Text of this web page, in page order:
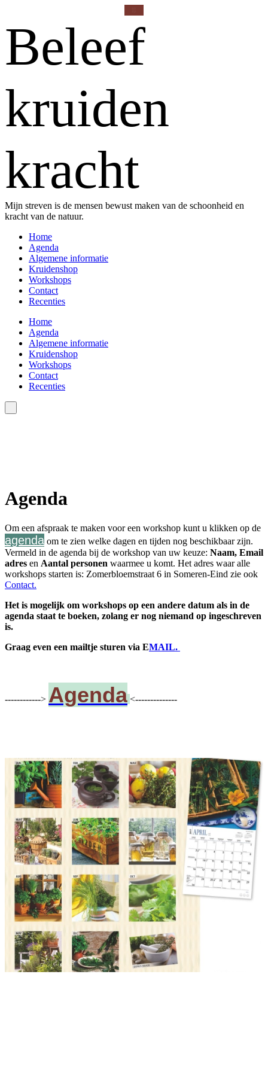
Beleef
kruiden
kracht
Mijn streven is de mensen bewust maken van de schoonheid en
kracht van de natuur.
Home
Agenda
Algemene informatie
Kruidenshop
Workshops
Contact
Recenties
Home
Agenda
Algemene informatie
Kruidenshop
Workshops
Contact
Recenties
Agenda
Om een afspraak te maken voor een workshop kunt u klikken op de
agenda om te zien welke dagen en tijden nog beschikbaar zijn.
Vermeld in de agenda bij de workshop van uw keuze: Naam, Email
adres en Aantal personen waarmee u komt. Het adres waar alle
workshops starten is: Zomerbloemstraat 6 in Someren-Eind zie ook
Contact.
Het is mogelijk om workshops op een andere datum als in de
agenda staat te boeken, zolang er nog niemand op ingeschreven
is.
Graag even een mailtje sturen via EMAIL.
------------> Agenda <--------------